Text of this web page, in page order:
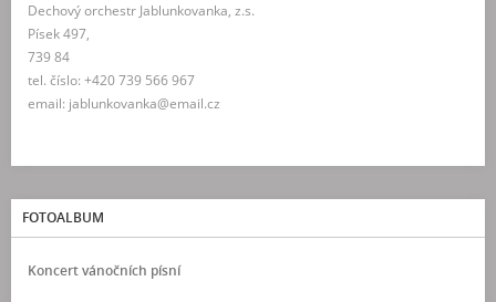
Dechový orchestr Jablunkovanka, z.s.
Písek 497,
739 84
tel. číslo: +420 739 566 967
email: jablunkovanka@email.cz
FOTOALBUM
Koncert vánočních písní